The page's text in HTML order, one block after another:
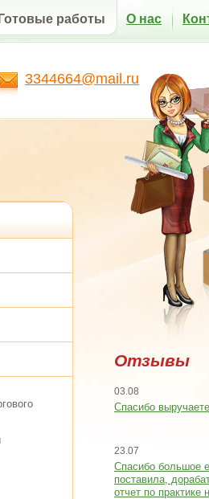
3344664@mail.ru
Готовые работы О нас
Отзывы
03.08
Спасибо выручаете
23.07
Cпасибо большое
поставила,
отчет по практике